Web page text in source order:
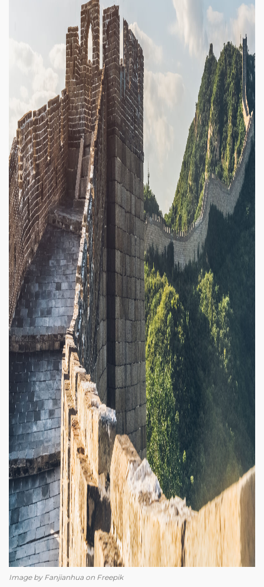
Image by Fanjianhua on Freepik